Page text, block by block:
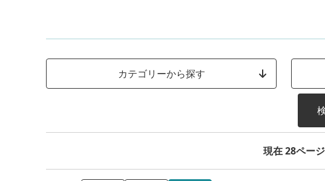
カテゴリーから探す
現在 28ペー